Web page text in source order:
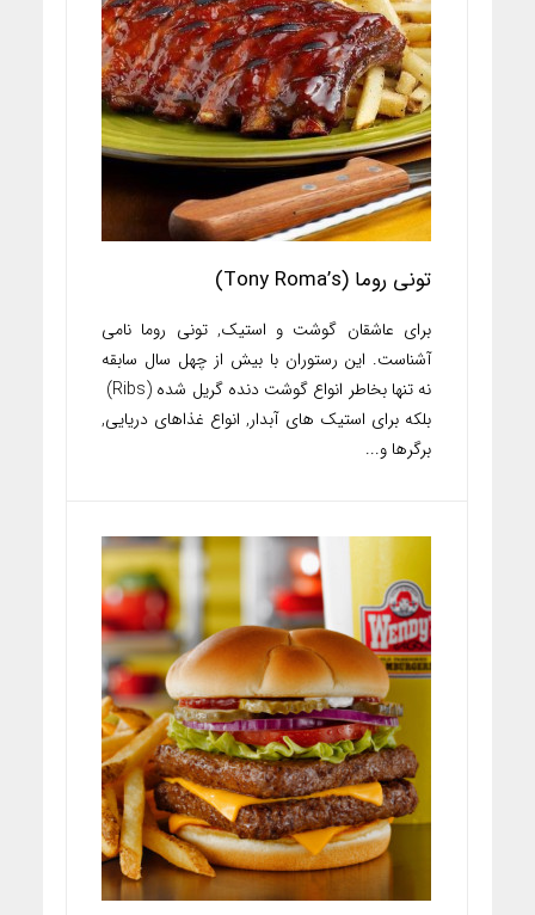
تونی روما (Tony Roma’s)
برای عاشقان گوشت و استیک, تونی روما نامی
آشناست. این رستوران با بیش از چهل سال سابقه
نه تنها بخاطر انواع گوشت دنده گریل شده (Ribs)
بلکه برای استیک های آبدار, انواع غذاهای دریایی,
برگرها و...